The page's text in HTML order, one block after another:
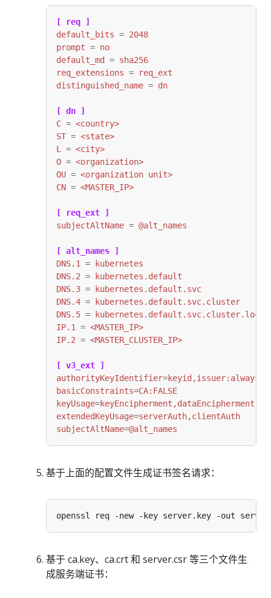
[ req ]
default_bits = 2048
prompt = no
default_md
= sha256
req_extensions =
req_ext
distinguished_name = dn
[ dn ]
C = <country>
ST = <state>
L = <city>
O = <organization>
OU = <organization unit>
CN = <MASTER_IP>
[ req_ext ]
subjectAltName = @alt_names
[ alt_names ]
DNS.1 =
kubernetes
DNS.2 =
kubernetes.default
DNS.3 =
kubernetes.default.svc
DNS.4 =
kubernetes.default.svc.cluster
DNS.5 =
kubernetes.default.svc.cluster.local
IP.1 = <MASTER_IP>
IP.2 = <MASTER_CLUSTER_IP>
[ v3_ext ]
authorityKeyIdentifier=keyid,issuer:always
basicConstraints=CA:FALSE
keyUsage=keyEncipherment,dataEncipherment
extendedKeyUsage=serverAuth,clientAuth
subjectAltName=@alt_names
基于上面的配置文件生成证书签名请求：
基于 ca.key、ca.crt 和 server.csr 等三个文件生
成服务端证书：